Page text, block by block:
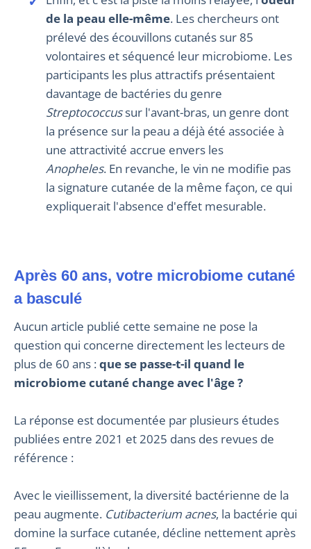
de la peau elle-même. Les chercheurs ont
prélevé des écouvillons cutanés sur 85
volontaires et séquencé leur microbiome. Les
participants les plus attractifs présentaient
davantage de bactéries du genre
Streptococcussur l'avant-bras, un genre dont
la présence sur la peau a déjà été associée à
une attractivité accrue envers les
Anopheles. En revanche, le vin ne modifie pas
la signature cutanée de la même façon, ce qui
expliquerait l'absence d'effet mesurable.
Après 60 ans, votre microbiome cutané
a basculé
Aucun article publié cette semaine ne pose la
question qui concerne directement les lecteurs de
plus de 60 ans :que se passe-t-il quand le
microbiome cutané change avec l'âge ?
La réponse est documentée par plusieurs études
publiées entre 2021 et 2025 dans des revues de
référence :
Avec le vieillissement, la diversité bactérienne de la
peau augmente. Cutibacterium acnes, la bactérie qui
domine la surface cutanée, décline nettement après